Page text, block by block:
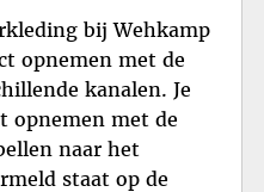
bij Wehkamp
opnemen met de
kanalen. Je
opnemen met de
naar het
staat op de